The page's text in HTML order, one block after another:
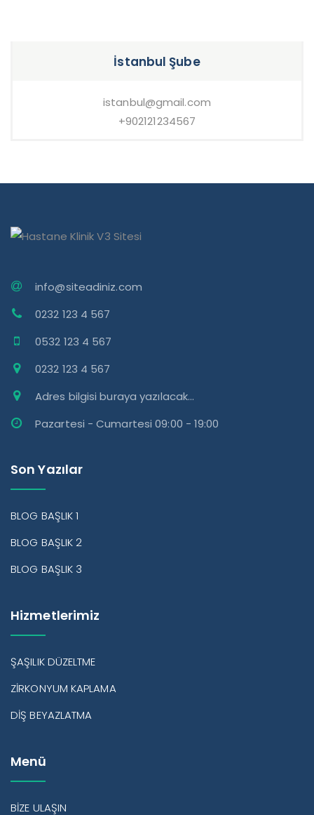
İstanbul Şube
istanbul@gmail.com
+902121234567
info@siteadiniz.com
0232 123 4 567
0532 123 4 567
0232 123 4 567
Adres bilgisi buraya yazılacak...
Pazartesi - Cumartesi 09:00 - 19:00
Son Yazılar
BLOG BAŞLIK 1
BLOG BAŞLIK 2
BLOG BAŞLIK 3
Hizmetlerimiz
ŞAŞILIK DÜZELTME
ZİRKONYUM KAPLAMA
DİŞ BEYAZLATMA
Menü
BİZE ULAŞIN